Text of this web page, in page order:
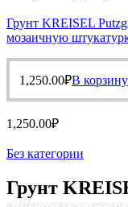
Грунт KREISEL
мозаичную
1,250.00₽В корзину
1,250.00₽
Без категории
Грунт